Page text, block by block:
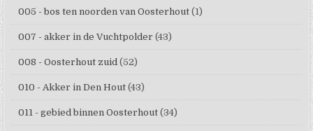
005 - bos ten noorden van Oosterhout (1)
007 - akker in de Vuchtpolder (43)
008 - Oosterhout zuid (52)
010 - Akker in Den Hout (43)
011 - gebied binnen Oosterhout (34)